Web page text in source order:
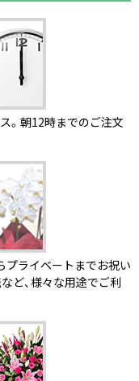
。朝12時までのご注文
プライベートまでお祝い
など、様々な用途でご利